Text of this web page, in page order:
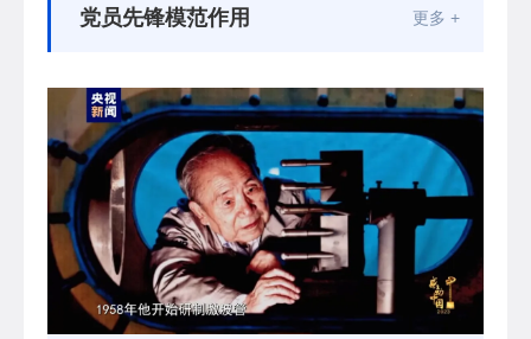
党员先锋模范作用 更多 +